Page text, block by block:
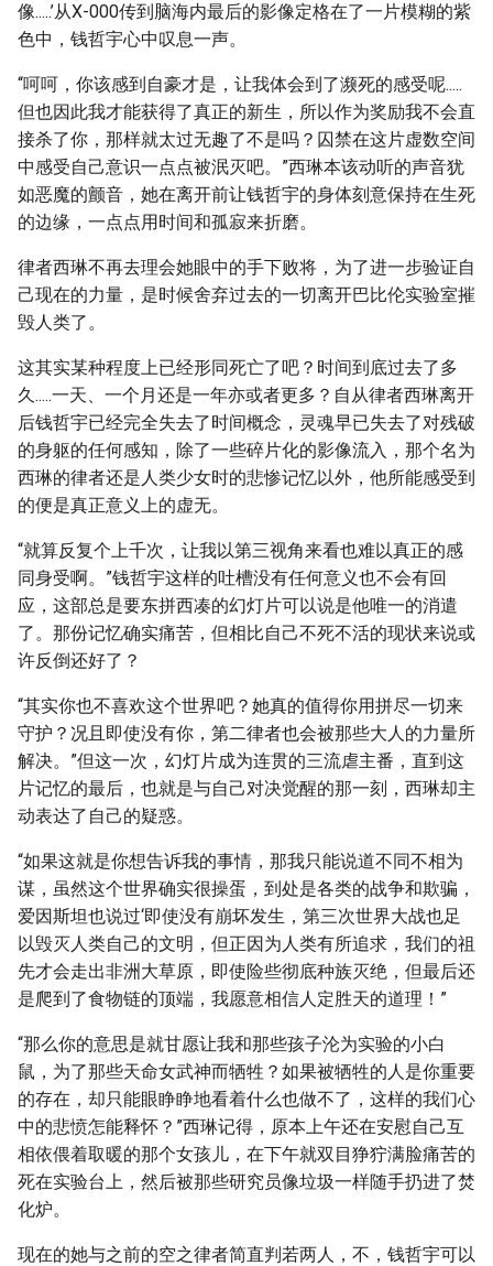
像.....’从X-000传到脑海内最后的影像定格在了一片模糊的紫
色中，钱哲宇心中叹息一声。
“呵呵，你该感到自豪才是，让我体会到了濒死的感受呢.....
但也因此我才能获得了真正的新生，所以作为奖励我不会直
接杀了你，那样就太过无趣了不是吗？囚禁在这片虚数空间
中感受自己意识一点点被泯灭吧。”西琳本该动听的声音犹
如恶魔的颤音，她在离开前让钱哲宇的身体刻意保持在生死
的边缘，一点点用时间和孤寂来折磨。
律者西琳不再去理会她眼中的手下败将，为了进一步验证自
己现在的力量，是时候舍弃过去的一切离开巴比伦实验室摧
毁人类了。
这其实某种程度上已经形同死亡了吧？时间到底过去了多
久.....一天、一个月还是一年亦或者更多？自从律者西琳离开
后钱哲宇已经完全失去了时间概念，灵魂早已失去了对残破
的身躯的任何感知，除了一些碎片化的影像流入，那个名为
西琳的律者还是人类少女时的悲惨记忆以外，他所能感受到
的便是真正意义上的虚无。
“就算反复个上千次，让我以第三视角来看也难以真正的感
同身受啊。”钱哲宇这样的吐槽没有任何意义也不会有回
应，这部总是要东拼西凑的幻灯片可以说是他唯一的消遣
了。那份记忆确实痛苦，但相比自己不死不活的现状来说或
许反倒还好了？
“其实你也不喜欢这个世界吧？她真的值得你用拼尽一切来
守护？况且即使没有你，第二律者也会被那些大人的力量所
解决。”但这一次，幻灯片成为连贯的三流虐主番，直到这
片记忆的最后，也就是与自己对决觉醒的那一刻，西琳却主
动表达了自己的疑惑。
“如果这就是你想告诉我的事情，那我只能说道不同不相为
谋，虽然这个世界确实很操蛋，到处是各类的战争和欺骗，
爱因斯坦也说过‘即使没有崩坏发生，第三次世界大战也足
以毁灭人类自己的文明，但正因为人类有所追求，我们的祖
先才会走出非洲大草原，即使险些彻底种族灭绝，但最后还
是爬到了食物链的顶端，我愿意相信人定胜天的道理！”
“那么你的意思是就甘愿让我和那些孩子沦为实验的小白
鼠，为了那些天命女武神而牺牲？如果被牺牲的人是你重要
的存在，却只能眼睁睁地看着什么也做不了，这样的我们心
中的悲愤怎能释怀？”西琳记得，原本上午还在安慰自己互
相依偎着取暖的那个女孩儿，在下午就双目狰狞满脸痛苦的
死在实验台上，然后被那些研究员像垃圾一样随手扔进了焚
化炉。
现在的她与之前的空之律者简直判若两人，不，钱哲宇可以